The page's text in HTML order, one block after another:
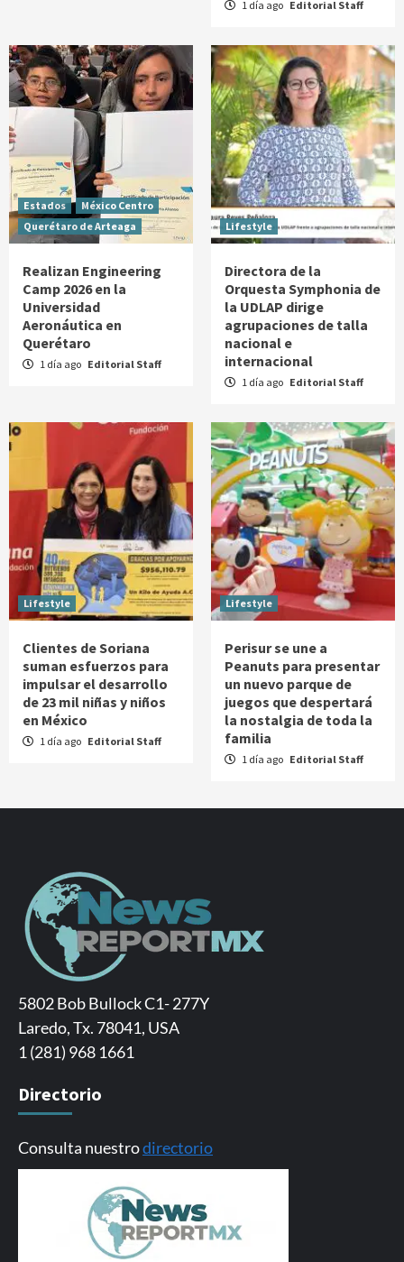
1 día ago Editorial Staff
Estados
México Centro
Querétaro de Arteaga
Realizan Engineering
Camp 2026 en la
Universidad
Aeronáutica en
Querétaro
1 día ago Editorial Staff
Lifestyle
Directora de la
Orquesta Symphonia de
la UDLAP dirige
agrupaciones de talla
nacional e
internacional
1 día ago Editorial Staff
Lifestyle
Clientes de Soriana
suman esfuerzos para
impulsar el desarrollo
de 23 mil niñas y niños
en México
1 día ago Editorial Staff
Lifestyle
Perisur se une a
Peanuts para presentar
un nuevo parque de
juegos que despertará
la nostalgia de toda la
familia
1 día ago Editorial Staff
5802 Bob Bullock C1- 277Y
Laredo, Tx. 78041, USA
1 (281) 968 1661
Directorio
Consulta nuestrodirectorio